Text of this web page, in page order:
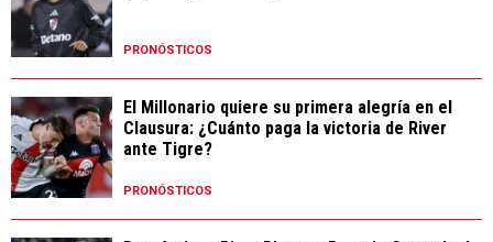
PRONÓSTICOS
El Millonario quiere su primera alegría en el
Clausura: ¿Cuánto paga la victoria de River
ante Tigre?
PRONÓSTICOS